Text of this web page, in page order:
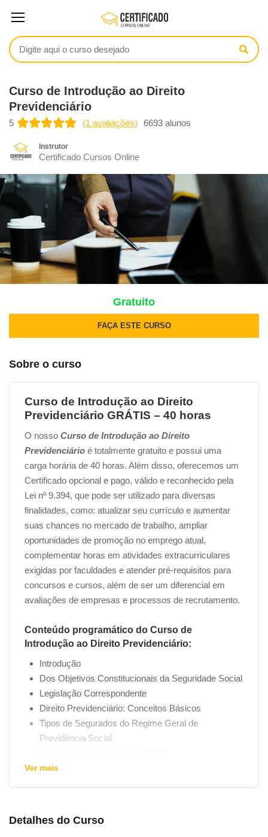
Curso de Introdução ao Direito
Previdenciário
5 (1 avaliações) 6693 alunos
Instrutor
Certificado Cursos Online
Gratuito
FAÇA ESTE CURSO
Sobre o curso
Curso de Introdução ao Direito
Previdenciário GRÁTIS – 40 horas
O nosso Curso de Introdução ao Direito
Previdenciário é totalmente gratuito e possui uma
carga horária de 40 horas. Além disso, oferecemos um
Certificado opcional e pago, válido e reconhecido pela
Lei nº 9.394, que pode ser utilizado para diversas
finalidades, como: atualizar seu currículo e aumentar
suas chances no mercado de trabalho, ampliar
oportunidades de promoção no emprego atual,
complementar horas em atividades extracurriculares
exigidas por faculdades e atender pré-requisitos para
concursos e cursos, além de ser um diferencial em
avaliações de empresas e processos de recrutamento.
Conteúdo programático do Curso de
Introdução ao Direito Previdenciário:
Introdução
Dos Objetivos Constitucionais da Seguridade Social
Legislação Correspondente
Direito Previdenciário: Conceitos Básicos
Tipos de Segurados do Regime Geral de
Previdência Social
Dos Dependentes
Ver mais
Detalhes do Curso